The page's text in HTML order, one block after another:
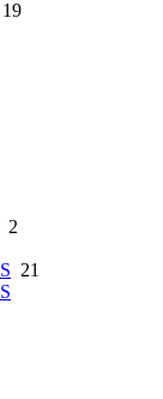
19
2
21